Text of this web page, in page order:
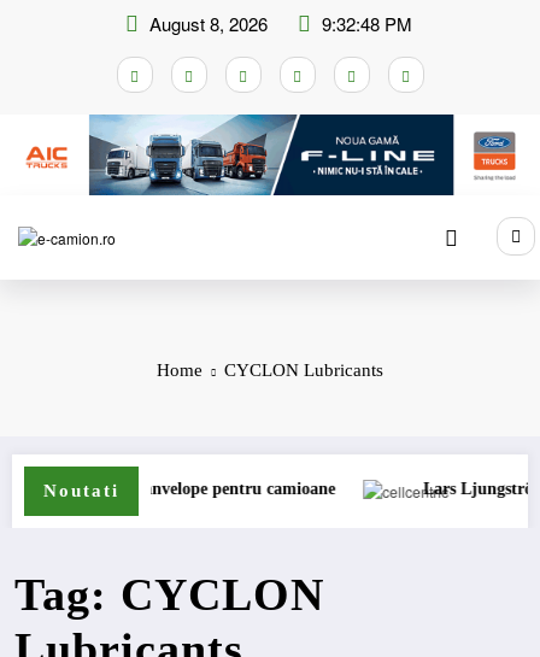
August 8, 2026 9:32:48 PM
Home CYCLON Lubricants
Noutati
gama de anvelope pentru camioane Lars Ljungström a
Tag: CYCLON